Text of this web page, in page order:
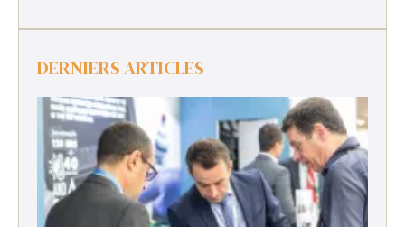
DERNIERS ARTICLES